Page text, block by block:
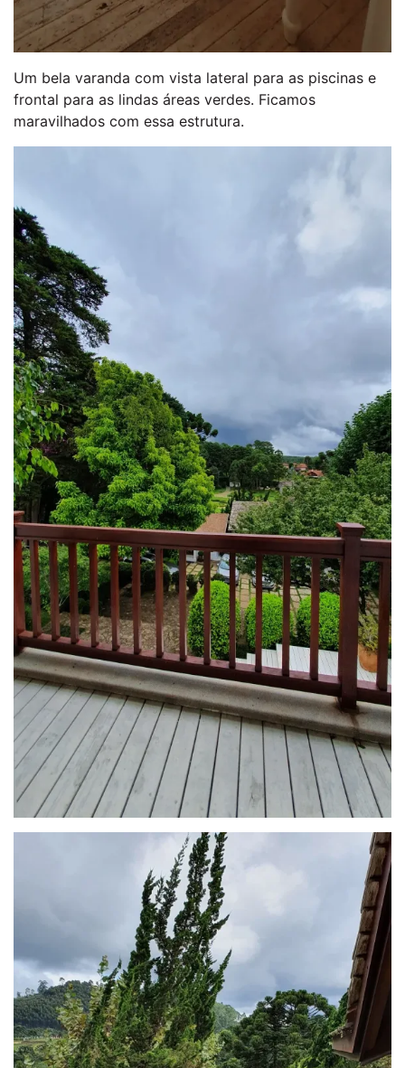
Um bela varanda com vista lateral para as piscinas e
frontal para as lindas áreas verdes. Ficamos
maravilhados com essa estrutura.